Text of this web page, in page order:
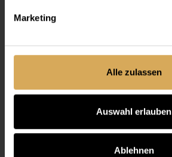
Marketing
Alle zulassen
Auswahl erlauben
Ablehnen